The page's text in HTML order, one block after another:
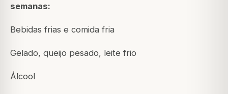
semanas:
Bebidas frias e comida fria
Gelado, queijo pesado, leite frio
Álcool